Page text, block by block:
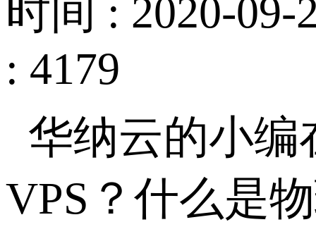
时间 : 2020-09-
: 4179
华纳云的小编
VPS？什么是